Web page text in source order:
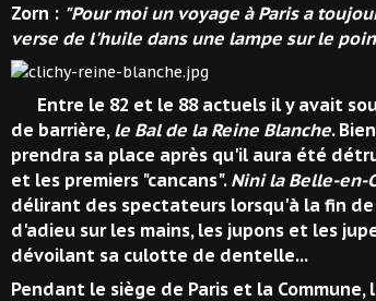
Zorn : "Pour moi un voyage à Paris a
verse de l'huile dans une lampe sur le
Entre le 82 et le 88 actuels il y avait
de barrière, le Bal de la Reine Blanche.
prendra sa place après qu'il aura été
et les premiers "cancans". Nini la Belle-en-
délirant des spectateurs lorsqu'à la fin
d'adieu sur les mains, les jupons et les
dévoilant sa culotte de dentelle...
Pendant le siège de Paris et la